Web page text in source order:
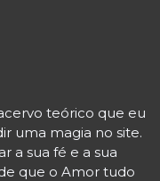
teórico que eu
uma magia no site.
a sua fé e a sua
que o Amor tudo